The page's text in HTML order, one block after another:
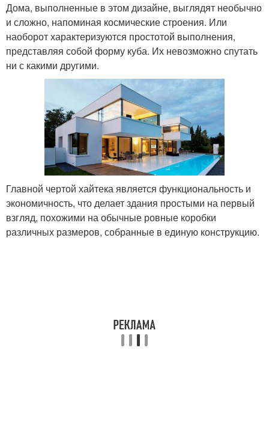
Дома, выполненные в этом дизайне, выглядят необычно
и сложно, напоминая космические строения. Или
наоборот характеризуются простотой выполнения,
представляя собой форму куба. Их невозможно спутать
ни с какими другими.
Главной чертой хайтека является функциональность и
экономичность, что делает здания простыми на первый
взгляд, похожими на обычные ровные коробки
различных размеров, собранные в единую конструкцию.